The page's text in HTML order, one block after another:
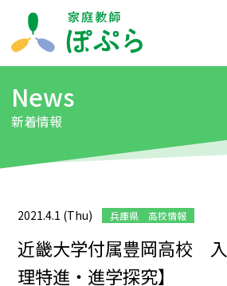
News
新着情報
2021.4.1 (Thu) 兵庫県 高校情報
近畿大学付属豊岡高校
理特進・進学探究】